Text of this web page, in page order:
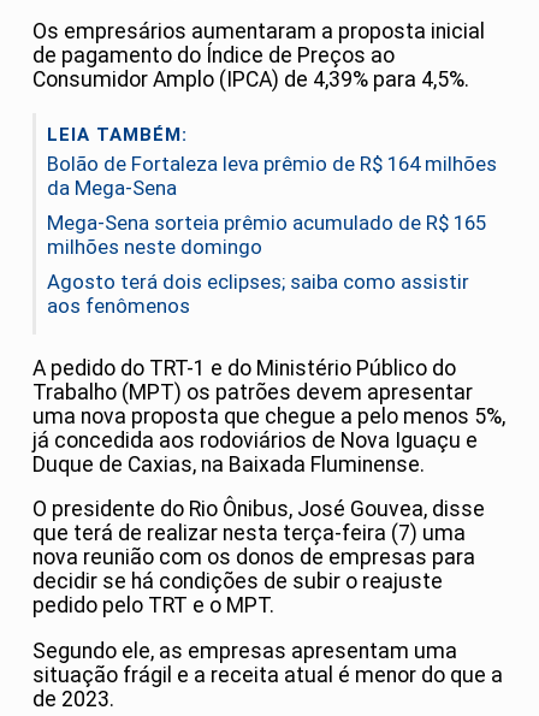
Os empresários aumentaram a proposta inicial
de pagamento do Índice de Preços ao
Consumidor Amplo (IPCA) de 4,39% para 4,5%.
LEIA TAMBÉM:
Bolão de Fortaleza leva prêmio de R$ 164 milhões
da Mega-Sena
Mega-Sena sorteia prêmio acumulado de R$ 165
milhões neste domingo
Agosto terá dois eclipses; saiba como assistir
aos fenômenos
A pedido do TRT-1 e do Ministério Público do
Trabalho (MPT) os patrões devem apresentar
uma nova proposta que chegue a pelo menos 5%,
já concedida aos rodoviários de Nova Iguaçu e
Duque de Caxias, na Baixada Fluminense.
O presidente do Rio Ônibus, José Gouvea, disse
que terá de realizar nesta terça-feira (7) uma
nova reunião com os donos de empresas para
decidir se há condições de subir o reajuste
pedido pelo TRT e o MPT.
Segundo ele, as empresas apresentam uma
situação frágil e a receita atual é menor do que a
de 2023.